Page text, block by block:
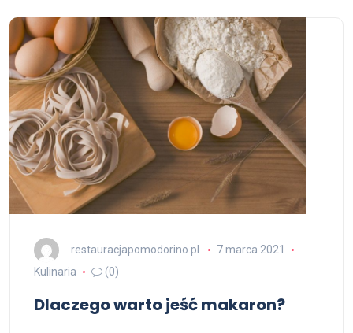
restauracjapomodorino.pl
7 marca 2021
Kulinaria
(0)
Dlaczego warto jeść makaron?